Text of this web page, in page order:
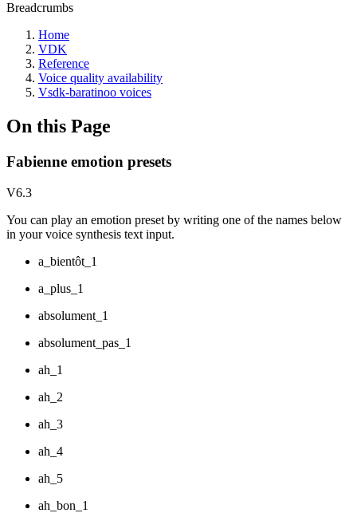
Breadcrumbs
Home
VDK
Reference
Voice quality availability
Vsdk-baratinoo voices
On this Page
Fabienne emotion presets
V6.3
You can play an emotion preset by writing one of the names below
in your voice synthesis text input.
a_bientôt_1
a_plus_1
absolument_1
absolument_pas_1
ah_1
ah_2
ah_3
ah_4
ah_5
ah_bon_1